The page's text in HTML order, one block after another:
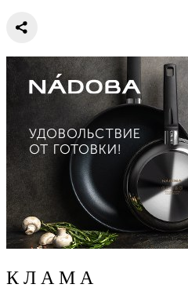
К Л А М А